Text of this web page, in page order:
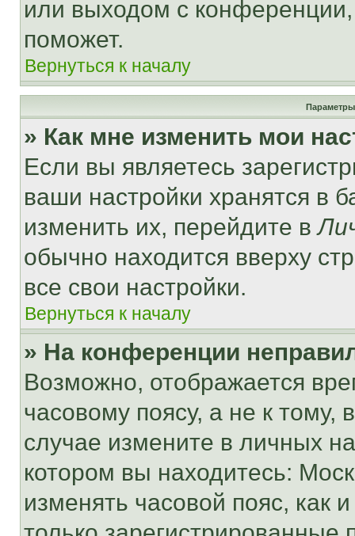
или выходом с
поможет.
Вернуться к началу
Параметры
» Как мне изменить мои
Если вы являетесь
ваши настройки хранятся в
изменить их, перейдите в
обычно находится вверху
все свои настройки.
Вернуться к началу
» На конференции
Возможно, отображается
часовому поясу, а не к тому,
случае измените в личных
котором вы находитесь:
изменять часовой пояс, как